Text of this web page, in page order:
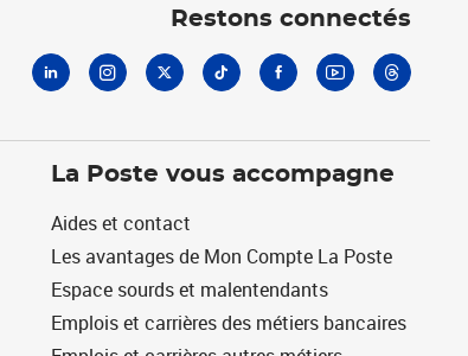
Restons connectés
La Poste vous accompagne
Aides et contact
Les avantages de Mon Compte La Poste
Espace sourds et malentendants
Emplois et carrières des métiers bancaires